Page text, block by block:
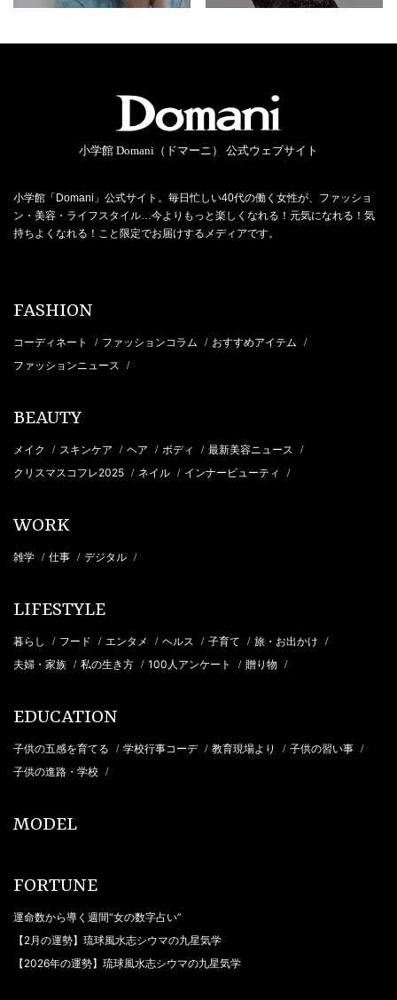
小学館 Domani（ドマーニ） 公式ウェブサイト
小学館「Domani」公式サイト。毎日忙しい40代の働く女性が、ファッショ
ン・美容・ライフスタイル…今よりもっと楽しくなれる！元気になれる！気
持ちよくなれる！こと限定でお届けするメディアです。
FASHION
コーディネート / ファッションコラム / おすすめアイテム /
ファッションニュース /
BEAUTY
メイク / スキンケア / ヘア / ボディ / 最新美容ニュース /
クリスマスコフレ2025 / ネイル / インナービューティ /
WORK
雑学 / 仕事 / デジタル /
LIFESTYLE
暮らし / フード / エンタメ / ヘルス / 子育て / 旅・お出かけ /
夫婦・家族 / 私の生き方 / 100人アンケート / 贈り物 /
EDUCATION
子供の五感を育てる / 学校行事コーデ / 教育現場より / 子供の習い事 /
子供の進路・学校 /
MODEL
FORTUNE
運命数から導く週間“女の数字占い”
【2月の運勢】琉球風水志シウマの九星気学
【2026年の運勢】琉球風水志シウマの九星気学